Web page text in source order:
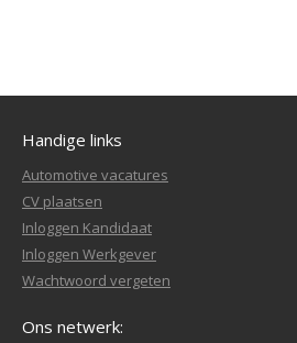
Handige links
Automotive vacatures
CV plaatsen
Inloggen Kandidaat
Inloggen Werkgever
Wachtwoord vergeten
Ons netwerk: